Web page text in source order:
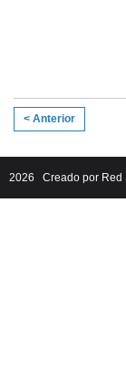
< Anterior
2026 Creado por Red